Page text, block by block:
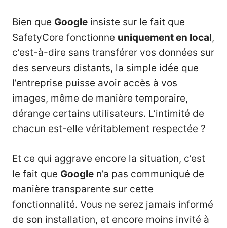
Bien que Google insiste sur le fait que
SafetyCore fonctionne uniquement en local,
c’est-à-dire sans transférer vos données sur
des serveurs distants, la simple idée que
l’entreprise puisse avoir accès à vos
images, même de manière temporaire,
dérange certains utilisateurs. L’intimité de
chacun est-elle véritablement respectée ?
Et ce qui aggrave encore la situation, c’est
le fait que Google n’a pas communiqué de
manière transparente sur cette
fonctionnalité. Vous ne serez jamais informé
de son installation, et encore moins invité à